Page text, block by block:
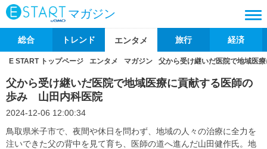
マガジン
総合 トレンド エンタメ 旅行 経済
E START トップページ エンタメ マガジン 父から受け継いだ医院で地域医
父から受け継いだ医院で地域医療に貢献する医師の
歩み 山田内科医院
2024-12-06 12:00:34
鳥取県米子市で、夜間や休日を問わず、地域の人々の治療に全力を
注いできた父の背中を見て育ち、医師の道へ進んだ山田健作氏。地